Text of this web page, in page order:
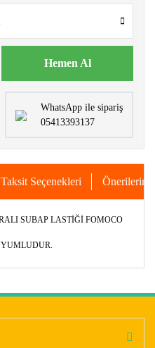
Hemen Al
WhatsApp ile sipariş
05413393137
Taksit Seçenekleri Önerileriniz
SUBAP LASTİĞİ FOMOCO